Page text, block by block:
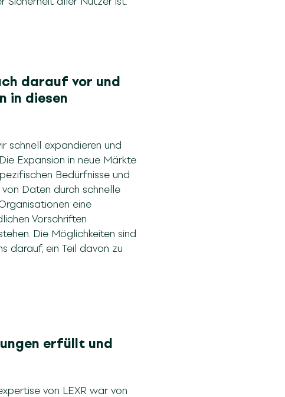
darauf vor und
in diesen
schnell expandieren und
Expansion in neue Märkte
Bedürfnisse und
Daten durch schnelle
eine
Vorschriften
Die Möglichkeiten sind
darauf, ein Teil davon zu
erfüllt und
von LEXR war von